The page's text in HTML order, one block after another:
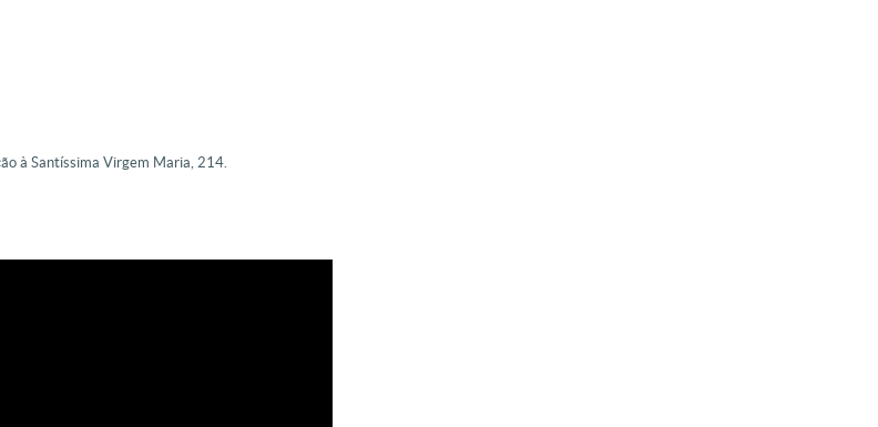
à Santíssima Virgem Maria, 214.